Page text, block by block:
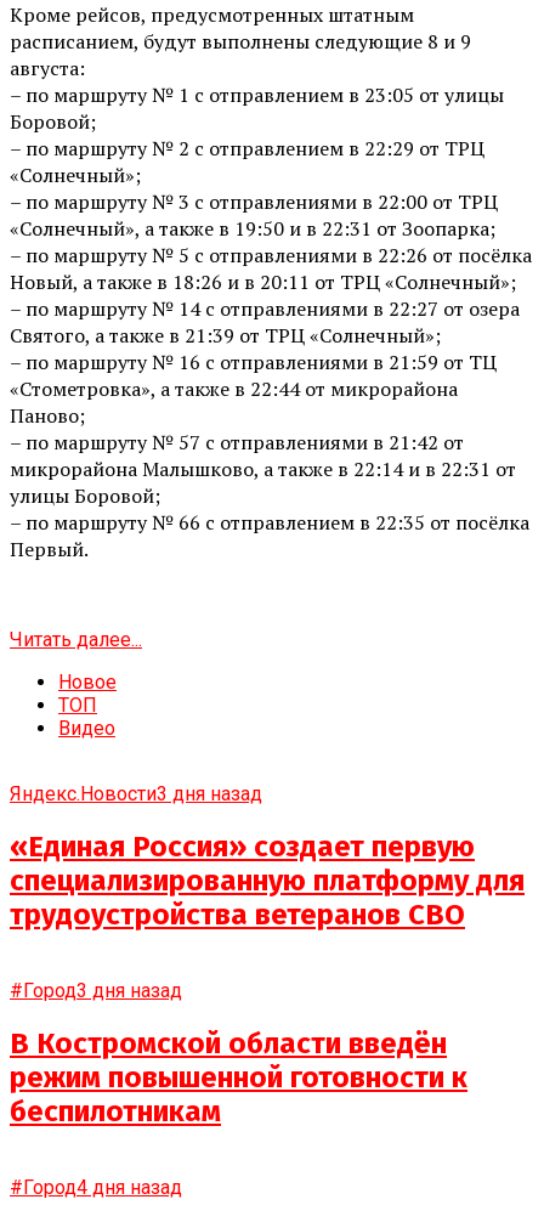
Кроме рейсов, предусмотренных штатным
расписанием, будут выполнены следующие 8 и 9
августа:
– по маршруту № 1 с отправлением в 23:05 от улицы
Боровой;
– по маршруту № 2 с отправлением в 22:29 от ТРЦ
«Солнечный»;
– по маршруту № 3 с отправлениями в 22:00 от ТРЦ
«Солнечный», а также в 19:50 и в 22:31 от Зоопарка;
– по маршруту № 5 с отправлениями в 22:26 от посёлка
Новый, а также в 18:26 и в 20:11 от ТРЦ «Солнечный»;
– по маршруту № 14 с отправлениями в 22:27 от озера
Святого, а также в 21:39 от ТРЦ «Солнечный»;
– по маршруту № 16 с отправлениями в 21:59 от ТЦ
«Стометровка», а также в 22:44 от микрорайона
Паново;
– по маршруту № 57 с отправлениями в 21:42 от
микрорайона Малышково, а также в 22:14 и в 22:31 от
улицы Боровой;
– по маршруту № 66 с отправлением в 22:35 от посёлка
Первый.
Читать далее...
Новое
ТОП
Видео
Яндекс.Новости3 дня назад
«Единая Россия» создает первую
специализированную платформу для
трудоустройства ветеранов СВО
#Город3 дня назад
В Костромской области введён
режим повышенной готовности к
беспилотникам
#Город4 дня назад